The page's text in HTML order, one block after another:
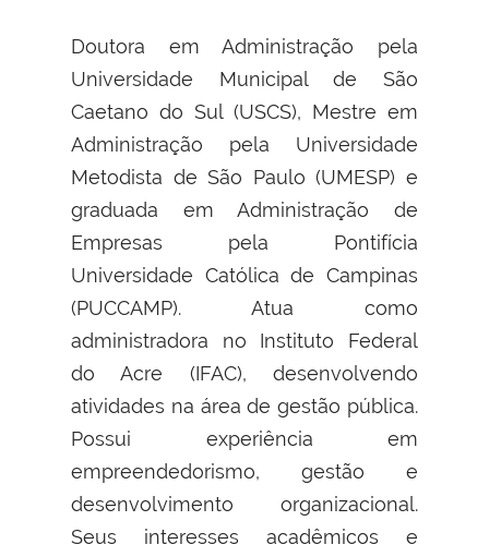
Doutora em Administração pela
Universidade Municipal de São
Caetano do Sul (USCS), Mestre em
Administração pela Universidade
Metodista de São Paulo (UMESP) e
graduada em Administração de
Empresas pela Pontifícia
Universidade Católica de Campinas
(PUCCAMP). Atua como
administradora no Instituto Federal
do Acre (IFAC), desenvolvendo
atividades na área de gestão pública.
Possui experiência em
empreendedorismo, gestão e
desenvolvimento organizacional.
Seus interesses acadêmicos e